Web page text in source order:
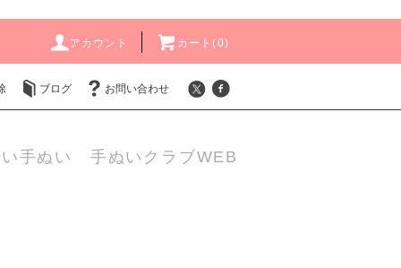
アカウント カート(0)
ブログ お問い合わせ
手ぬい 手ぬいクラブWEB